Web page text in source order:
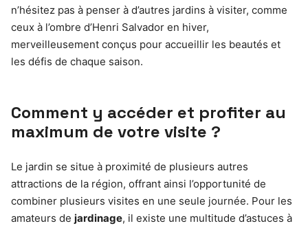
n’hésitez pas à penser à d’autres jardins à visiter, comme
ceux à l’ombre d’Henri Salvador en hiver,
merveilleusement conçus pour accueillir les beautés et
les défis de chaque saison.
Comment y accéder et profiter au
maximum de votre visite ?
Le jardin se situe à proximité de plusieurs autres
attractions de la région, offrant ainsi l’opportunité de
combiner plusieurs visites en une seule journée. Pour les
amateurs de jardinage, il existe une multitude d’astuces à